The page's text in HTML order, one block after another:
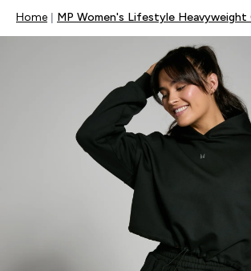
Home MP Women's Lifestyle